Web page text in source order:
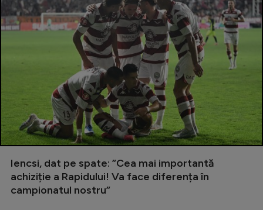
Iencsi, dat pe spate: ”Cea mai importantă
achiziție a Rapidului! Va face diferența în
campionatul nostru”